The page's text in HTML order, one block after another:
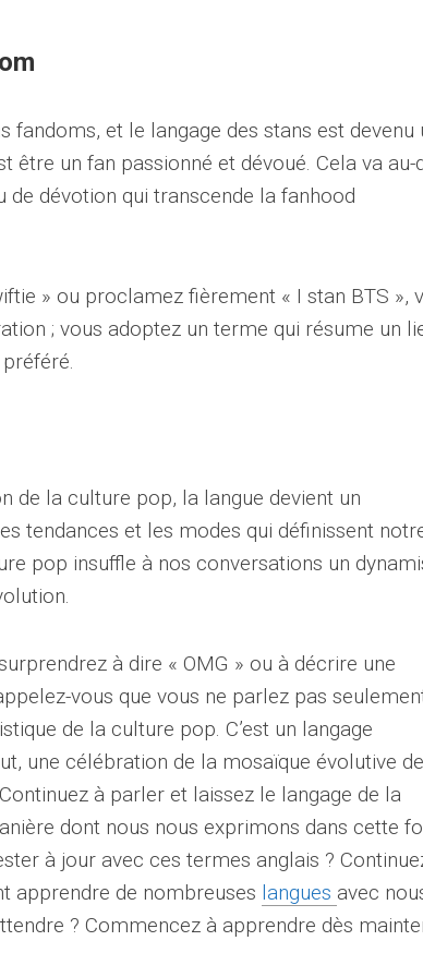
fandoms, et le langage des stans est devenu
être un fan passionné et dévoué. Cela va au-
de dévotion qui transcende la fanhood
» ou proclamez fièrement « I stan BTS »,
; vous adoptez un terme qui résume un
de la culture pop, la langue devient un
tendances et les modes qui définissent
pop insuffle à nos conversations un
à dire « OMG » ou à décrire une
vous que vous ne parlez pas
de la culture pop. C’est un langage
une célébration de la mosaïque évolutive de
à parler et laissez le langage de la
dont nous nous exprimons dans cette
à jour avec ces termes anglais ?
apprendre de nombreuses langues avec
? Commencez à apprendre dès